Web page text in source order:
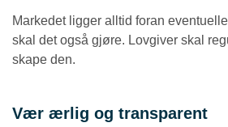
Markedet ligger alltid foran
skal det også gjøre. Lovgiver skal
skape den.
Vær ærlig og transparent